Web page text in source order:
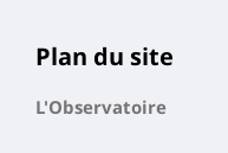
Plan du site
L'Observatoire